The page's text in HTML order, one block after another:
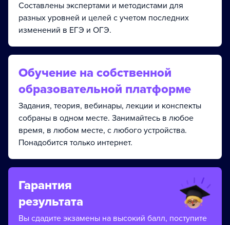
Составлены экспертами и методистами для
разных уровней и целей с учетом последних
изменений в ЕГЭ и ОГЭ.
Обучение на собственной
образовательной платформе
Задания, теория, вебинары, лекции и конспекты
собраны в одном месте. Занимайтесь в любое
время, в любом месте, с любого устройства.
Понадобится только интернет.
Гарантия
результата
Вы сдадите экзамены на высокий балл, поступите